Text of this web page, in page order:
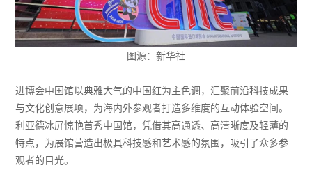
图源：新华社
进博会中国馆以典雅大气的中国红为主色调，汇聚前沿科技成果
与文化创意展项，为海内外参观者打造多维度的互动体验空间。
利亚德冰屏惊艳首秀中国馆，凭借其高通透、高清晰度及轻薄的
特点，为展馆营造出极具科技感和艺术感的氛围，吸引了众多参
观者的目光。